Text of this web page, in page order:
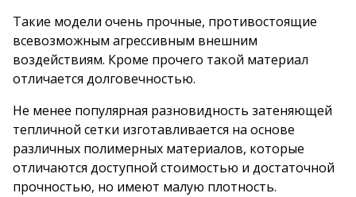
Такие модели очень прочные, противостоящие
всевозможным агрессивным внешним
воздействиям. Кроме прочего такой материал
отличается долговечностью.
Не менее популярная разновидность затеняющей
тепличной сетки изготавливается на основе
различных полимерных материалов, которые
отличаются доступной стоимостью и достаточной
прочностью, но имеют малую плотность.